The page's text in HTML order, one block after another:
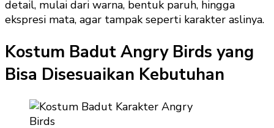
detail, mulai dari warna, bentuk paruh, hingga
ekspresi mata, agar tampak seperti karakter aslinya.
Kostum Badut Angry Birds yang
Bisa Disesuaikan Kebutuhan